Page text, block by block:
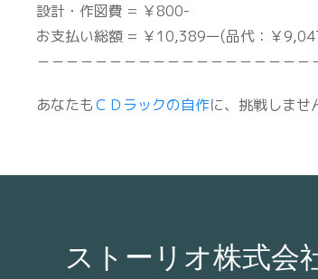
設計・作図費 = ￥800-
お支払い総額 = ￥10,389ー(品代：￥
－－－－－－－－－－－－－－－－－－
あなたも ＣＤラックの自作に、挑戦しませ
ストーリオ株式会